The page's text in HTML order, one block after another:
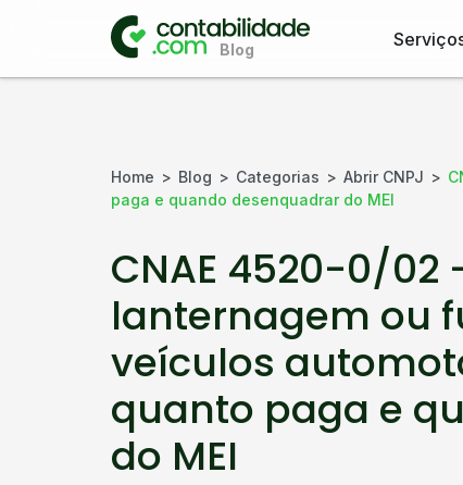
Home Blog Categorias Abrir CNPJ
paga e quando desenquadrar do MEI
CNAE 4520-0/02
lanternagem ou
veículos
quanto paga e
do MEI